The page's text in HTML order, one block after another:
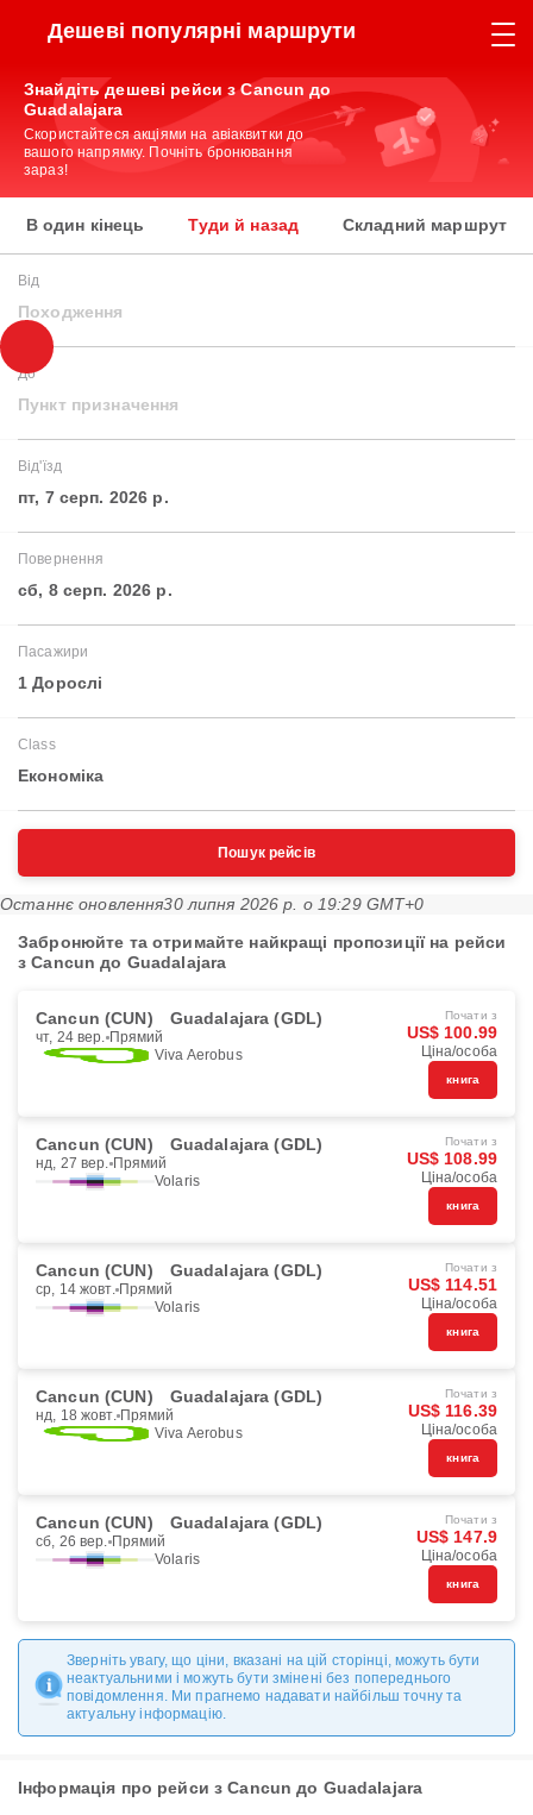
Дешеві популярні маршрути
Знайдіть дешеві рейси з Cancun до
Guadalajara
Скористайтеся акціями на авіаквитки до
вашого напрямку. Почніть бронювання
зараз!
В один кінець Туди й назад Складний маршрут
Від
Походження
До
Пункт призначення
Від'їзд
пт, 7 серп. 2026 р.
Повернення
сб, 8 серп. 2026 р.
Пасажири
1 Дорослі
Class
Економіка
Пошук рейсів
Останнє оновлення30 липня 2026 р. о 19:29 GMT+0
Забронюйте та отримайте найкращі пропозиції на рейси
з Cancun до Guadalajara
Cancun (CUN) Guadalajara (GDL)
чт, 24 вер. Прямий
Viva Aerobus
Почати з
US$ 100.99
Ціна/особа
книга
Cancun (CUN) Guadalajara (GDL)
нд, 27 вер. Прямий
Volaris
Почати з
US$ 108.99
Ціна/особа
книга
Cancun (CUN) Guadalajara (GDL)
ср, 14 жовт. Прямий
Volaris
Почати з
US$ 114.51
Ціна/особа
книга
Cancun (CUN) Guadalajara (GDL)
нд, 18 жовт. Прямий
Viva Aerobus
Почати з
US$ 116.39
Ціна/особа
книга
Cancun (CUN) Guadalajara (GDL)
сб, 26 вер. Прямий
Volaris
Почати з
US$ 147.9
Ціна/особа
книга
Зверніть увагу, що ціни, вказані на цій сторінці, можуть бути
неактуальними і можуть бути змінені без попереднього
повідомлення. Ми прагнемо надавати найбільш точну та
актуальну інформацію.
Інформація про рейси з Cancun до Guadalajara